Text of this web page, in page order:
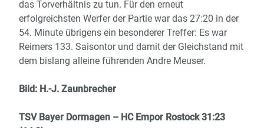
das Torverhältnis zu tun. Für den erneut
erfolgreichsten Werfer der Partie war das 27:20 in der
54. Minute übrigens ein besonderer Treffer: Es war
Reimers 133. Saisontor und damit der Gleichstand mit
dem bislang alleine führenden Andre Meuser.
Bild: H.-J. Zaunbrecher
TSV Bayer Dormagen – HC Empor Rostock 31:23